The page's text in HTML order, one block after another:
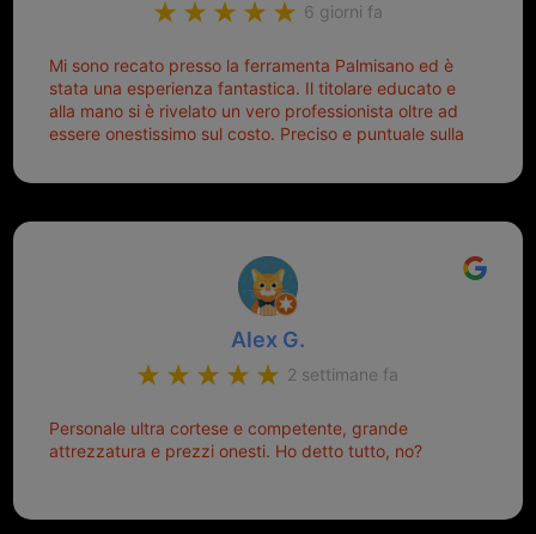
6 giorni fa
Mi sono recato presso la ferramenta Palmisano ed è
stata una esperienza fantastica. Il titolare educato e
alla mano si è rivelato un vero professionista oltre ad
essere onestissimo sul costo. Preciso e puntuale sulla
Alex G.
2 settimane fa
Personale ultra cortese e competente, grande
attrezzatura e prezzi onesti. Ho detto tutto, no?